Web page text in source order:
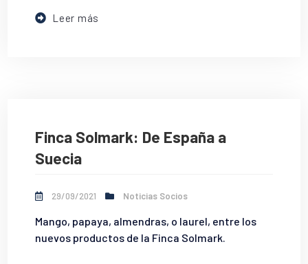
Leer más
Finca Solmark: De España a
Suecia
29/09/2021 Noticias Socios
Mango, papaya, almendras, o laurel, entre los
nuevos productos de la Finca Solmark.